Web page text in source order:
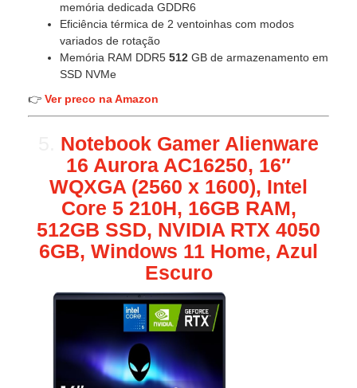
memória dedicada GDDR6
Eficiência térmica de 2 ventoinhas com modos
variados de rotação
Memória RAM DDR5 512 GB de armazenamento em
SSD NVMe
👉 Ver preco na Amazon
Notebook Gamer Alienware
16 Aurora AC16250, 16″
WQXGA (2560 x 1600), Intel
Core 5 210H, 16GB RAM,
512GB SSD, NVIDIA RTX 4050
6GB, Windows 11 Home, Azul
Escuro